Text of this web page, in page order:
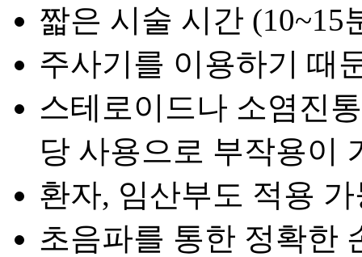
짧은 시술 시간 (10~15
주사기를 이용하기 때
스테로이드나 소염진
당 사용으로 부작용이
환자, 임산부도 적용
초음파를 통한 정확한